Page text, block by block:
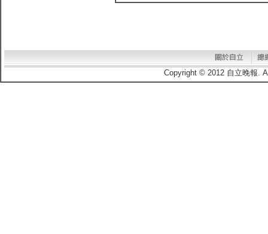
Copyright © 2012 自立晚報.